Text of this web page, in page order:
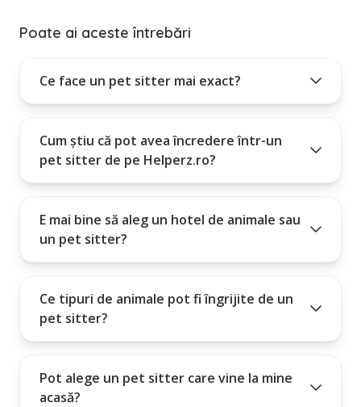
2. Este disponibil în perioada în care ai nevoie?
5. Oferă servicii suplimentare (plimbări, administrare medicamente,
Alegerea unui pet sitter este mai mult decât un serviciu - este o relație
de încredere între om și animal.
3. Răsfoiește lista de pet sitteri disponibili în Sancraiu De Mures și
5. Alege pet sitter-ul ideal și activează un abonament lunar, trimestrial
sau anual pentru a intra în contact.
Poate ai aceste întrebări
Ce face un pet sitter mai exact?
Cum știu că pot avea încredere într-un
pet sitter de pe Helperz.ro?
E mai bine să aleg un hotel de animale sau
un pet sitter?
Ce tipuri de animale pot fi îngrijite de un
pet sitter?
Pot alege un pet sitter care vine la mine
acasă?